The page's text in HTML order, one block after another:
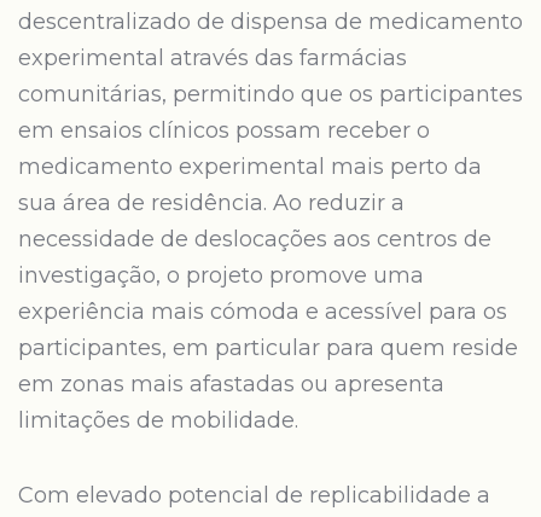
descentralizado de dispensa de medicamento
experimental através das farmácias
comunitárias, permitindo que os participantes
em ensaios clínicos possam receber o
medicamento experimental mais perto da
sua área de residência. Ao reduzir a
necessidade de deslocações aos centros de
investigação, o projeto promove uma
experiência mais cómoda e acessível para os
participantes, em particular para quem reside
em zonas mais afastadas ou apresenta
limitações de mobilidade.
Com elevado potencial de replicabilidade a